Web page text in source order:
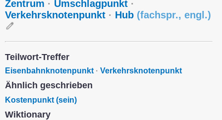
Zentrum · Umschlagpunkt ·
Verkehrsknotenpunkt · Hub (fachspr., engl.)
Teilwort-Treffer
Eisenbahnknotenpunkt · Verkehrsknotenpunkt
Ähnlich geschrieben
Kostenpunkt (sein)
Wiktionary